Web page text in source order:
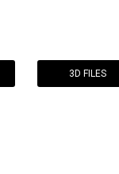
3D FILES